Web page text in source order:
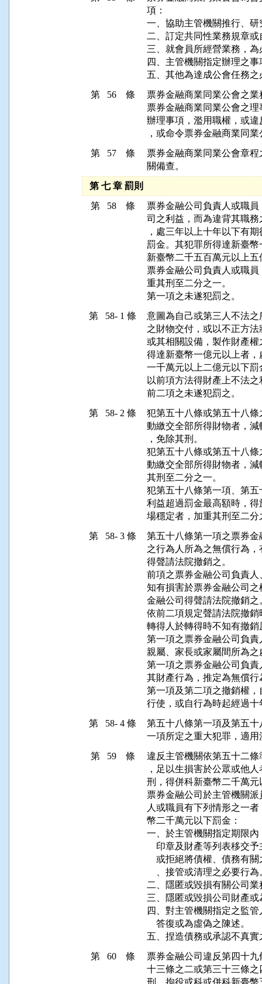
項：
一、協助主管機關推行、
二、訂定共同性業務規章
三、就會員所經營業務，
四、主管機關指定辦理之事
五、其他為達成公會任務之
第 56 條
票券金融商業同業公會之
票券金融商業同業公會之
辦理事項，濫用職權，或
，或命令票券金融商業同
第 57 條
票券金融商業同業公會章
關備查。
第 七 章 罰則
第 58 條
票券金融公司負責人或職
司之利益，而為違背其職
，處三年以上十年以下有
罰金。其犯罪所得達新臺
新臺幣二千五百萬元以上
票券金融公司負責人或職
重其刑至二分之一。
第一項之未遂犯罰之。
第 58- 1 條
意圖為自己或第三人不法
之財物交付，或以不正方
或其相關設備，製作財產
得達新臺幣一億元以上者
一千萬元以上二億元以下罰
以前項方法得財產上不法
前二項之未遂犯罰之。
第 58- 2 條
犯第五十八條或第五十八
動繳交全部所得財物者，
，免除其刑。
犯第五十八條或第五十八
動繳交全部所得財物者，
其刑至二分之一。
犯第五十八條第一項、第
利益超過罰金最高額時，
場穩定者，加重其刑至二分
第 58- 3 條
第五十八條第一項之票券
之行為人所為之無償行為
得聲請法院撤銷之。
前項之票券金融公司負責
知有損害於票券金融公司
金融公司得聲請法院撤銷之
依前二項規定聲請法院撤
轉得人於轉得時不知有撤
第一項之票券金融公司負
親屬、家長或家屬間所為
第一項之票券金融公司負
其財產行為，推定為無償行
第一項及第二項之撤銷權
行使，或自行為時起經過十
第 58- 4 條
第五十八條第一項及第五
一項所定之重大犯罪，適
第 59 條
違反主管機關依第五十二
，足以生損害於公眾或他
刑，得併科新臺幣二千萬元
票券金融公司於主管機關
人或職員有下列情形之一
幣二千萬元以下罰金：
一、於主管機關指定期限
印章及財產等列表移交
或拒絕將債權、債務有
、接管或清理之必要行為
二、隱匿或毀損有關公司
三、隱匿或毀損公司財產
四、對主管機關指定之監
    答復或為虛偽之陳述。
五、捏造債務或承認不真實
第 60 條
票券金融公司違反第四十
十三條之二或第三十三條
刑、拘役或科或併科新臺